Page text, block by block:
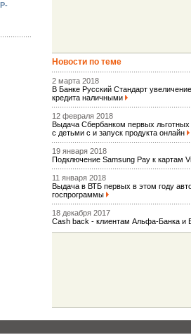
Новости по теме
2 марта 2018
В Банке Русский Стандарт
кредита наличными
12 февраля 2018
Выдача Сбербанком первых
с детьми с и запуск продукта онлайн
19 января 2018
Подключение Samsung Pay к картам
11 января 2018
Выдача в ВТБ первых в этом году
госпрограммы
18 декабря 2017
Сash back - клиентам Альфа-Банка и